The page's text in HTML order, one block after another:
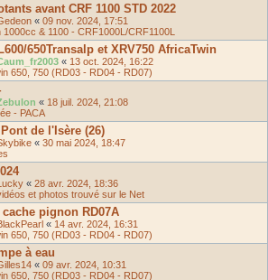
avant CRF 1100 STD 2022
« 09 nov. 2024, 17:51
1000cc & 1100 - CRF1000L/CRF1100L
650Transalp et XRV750 AfricaTwin
« 13 oct. 2024, 16:22
650, 750 (RD03 - RD04 - RD07)
« 18 juil. 2024, 21:08
- PACA
de l'Isère (26)
« 30 mai 2024, 18:47
« 28 avr. 2024, 18:36
et photos trouvé sur le Net
pignon RD07A
« 14 avr. 2024, 16:31
650, 750 (RD03 - RD04 - RD07)
à eau
« 09 avr. 2024, 10:31
650, 750 (RD03 - RD04 - RD07)